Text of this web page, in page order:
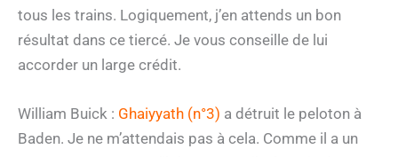
tous les trains. Logiquement, j’en attends un bon
résultat dans ce tiercé. Je vous conseille de lui
accorder un large crédit.
William Buick : Ghaiyyath (n°3) a détruit le peloton à
Baden. Je ne m’attendais pas à cela. Comme il a un